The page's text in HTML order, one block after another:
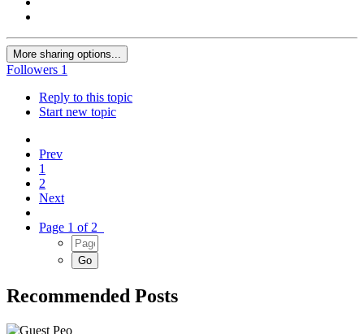
More sharing options...
Followers 1
Reply to this topic
Start new topic
Prev
1
2
Next
Page 1 of 2
Recommended Posts